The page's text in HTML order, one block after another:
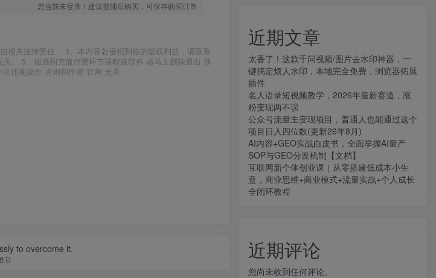
您当前未登录！建议登陆后购买，可保存购买订单
相关法律责任。 3、本内容若侵犯到你的版权利益，请联系
。 5、如遇到充值付费环节课程或软件 请马上删除退出 涉
违规操作 否则和作者 官网 无关
to overcome it.
它
近期文章
太香了！这款千问视频/图片去水印神器，一
键搞定烦人水印，本地完全免费，浏览器拓展
插件
名人语录短视频教学，2026年最新赛道，涨
粉变现两不误
公众号流量主变现项目，普通人也能通过这个
项目日入四位数(更新26年8月)
AI内容+GEO实战白皮书，全面掌握AI量产
SOP与GEO分发机制【文档】
互联网新个体创业课｜从零搭建低成本小生
意，商业思维+商业模式+流量实战+个人成长
全闭环教程
近期评论
您尚未收到任何评论。